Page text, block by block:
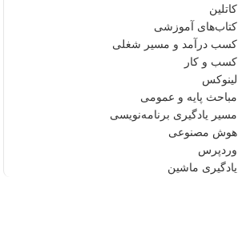
کاتلین
کتاب‌های آموزشی
کسب درآمد و مسیر شغلی
کسب و کار
لینوکس
مباحث پایه و عمومی
مسیر یادگیری برنامه‌نویسی
هوش مصنوعی
وردپرس
یادگیری ماشین